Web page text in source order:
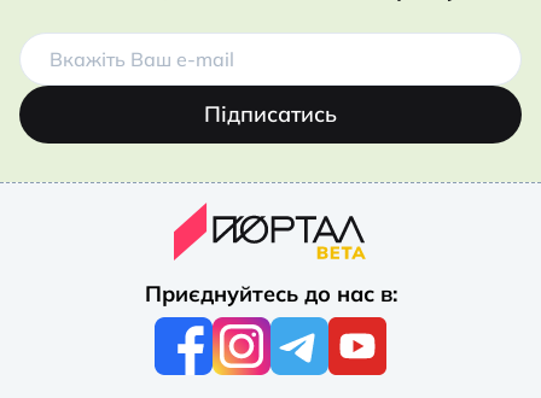
Підписатись
Приєднуйтесь до нас в: